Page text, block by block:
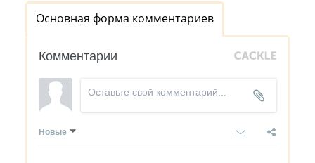
Основная форма комментариев
Комментарии
Новые